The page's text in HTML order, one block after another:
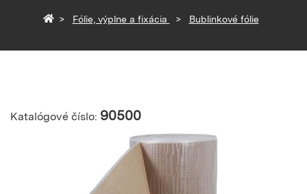
Späť na homepage
Fólie, výplne a fixácia Bublinkové fólie
Katalógové číslo: 90500